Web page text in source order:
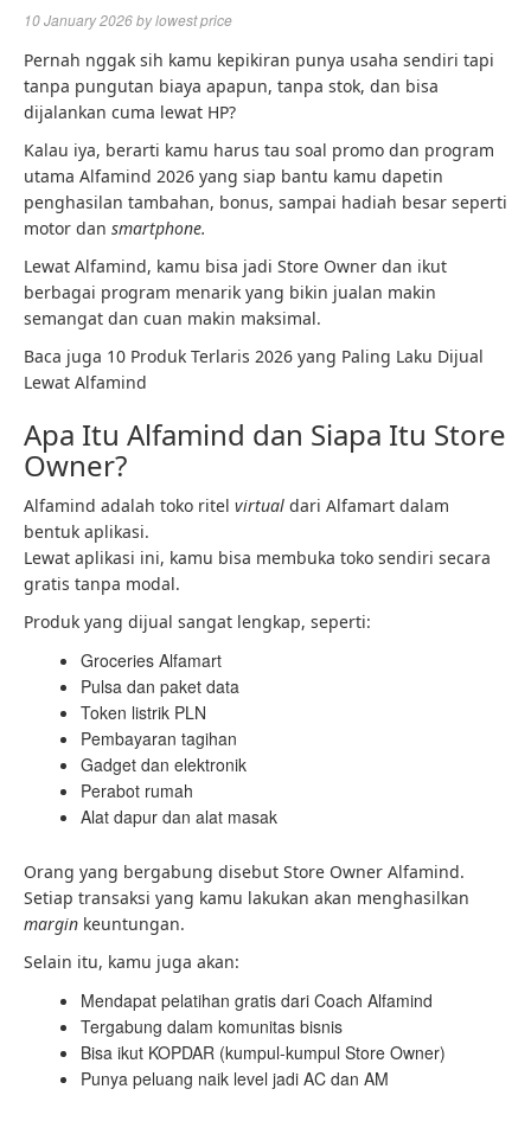
10 January 2026bylowest price
Pernah nggak sih kamu kepikiran punya usaha sendiri tapi
tanpa pungutan biaya apapun, tanpa stok, dan bisa
dijalankan cuma lewat HP?
Kalau iya, berarti kamu harus tau soal promo dan program
utama Alfamind 2026 yang siap bantu kamu dapetin
penghasilan tambahan, bonus, sampai hadiah besar seperti
motor dan smartphone.
Lewat Alfamind, kamu bisa jadi Store Owner dan ikut
berbagai program menarik yang bikin jualan makin
semangat dan cuan makin maksimal.
Baca juga 10 Produk Terlaris 2026 yang Paling Laku Dijual
Lewat Alfamind
Apa Itu Alfamind dan Siapa Itu Store
Owner?
Alfamind adalah toko ritel virtual dari Alfamart dalam
bentuk aplikasi.
Lewat aplikasi ini, kamu bisa membuka toko sendiri secara
gratis tanpa modal.
Produk yang dijual sangat lengkap, seperti:
Groceries Alfamart
Pulsa dan paket data
Token listrik PLN
Pembayaran tagihan
Gadget dan elektronik
Perabot rumah
Alat dapur dan alat masak
Orang yang bergabung disebut Store Owner Alfamind.
Setiap transaksi yang kamu lakukan akan menghasilkan
margin keuntungan.
Selain itu, kamu juga akan:
Mendapat pelatihan gratis dari Coach Alfamind
Tergabung dalam komunitas bisnis
Bisa ikut KOPDAR (kumpul-kumpul Store Owner)
Punya peluang naik level jadi AC dan AM